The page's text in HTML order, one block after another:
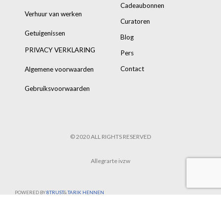
Verhuur van werken
Getuigenissen
PRIVACY VERKLARING
Algemene voorwaarden
Gebruiksvoorwaarden
Cadeaubonnen
Curatoren
Blog
Pers
Contact
© 2020 ALL RIGHTS RESERVED
Allegrarte ivzw
POWERED BY8TRUST&TARIK HENNEN